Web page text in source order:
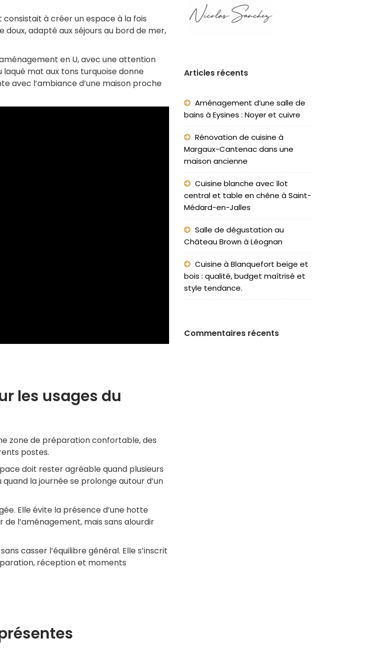
consistait à créer un espace à la fois
doux, adapté aux séjours au bord de mer,
en U, avec une attention
laqué mat aux tons turquoise donne
avec l’ambiance d’une maison proche
les usages du
zone de préparation confortable, des
postes.
doit rester agréable quand plusieurs
la journée se prolonge autour d’un
Elle évite la présence d’une hotte
l’aménagement, mais sans alourdir
casser l’équilibre général. Elle s’inscrit
réception et moments
Articles récents
Aménagement d’une salle de
bains à Eysines : Noyer et cuivre
Rénovation de cuisine à
Margaux-Cantenac dans une
maison ancienne
Cuisine blanche avec îlot
central et table en chêne à Saint-
Médard-en-Jalles
Salle de dégustation au
Château Brown à Léognan
Cuisine à Blanquefort beige et
bois : qualité, budget maîtrisé et
style tendance.
Commentaires récents